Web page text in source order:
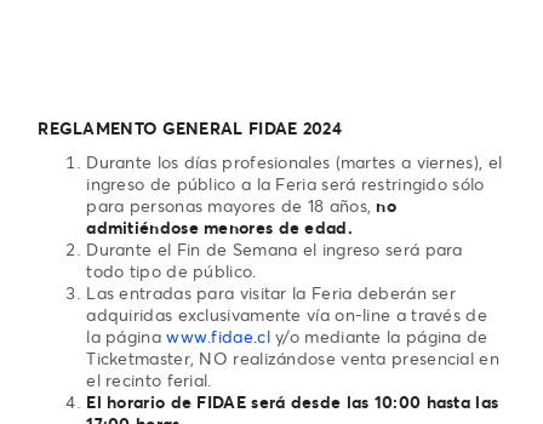
REGLAMENTO GENERAL FIDAE 2024
Durante los días profesionales (martes a viernes), el
ingreso de público a la Feria será restringido sólo
para personas mayores de 18 años, no
admitiéndose menores de edad.
Durante el Fin de Semana el ingreso será para
todo tipo de público.
Las entradas para visitar la Feria deberán ser
adquiridas exclusivamente vía on-line a través de
la páginawww.fidae.cly/o mediante la página de
Ticketmaster, NO realizándose venta presencial en
el recinto ferial.
El horario de FIDAE será desde las 10:00 hasta las